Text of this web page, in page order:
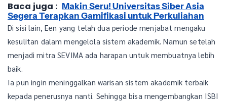
Baca juga : Makin Seru! Universitas Siber Asia
Segera Terapkan Gamifikasi untuk Perkuliahan
Di sisi lain, Een yang telah dua periode menjabat mengaku
kesulitan dalam mengelola sistem akademik. Namun setelah
menjadi mitra SEVIMA ada harapan untuk membuatnya lebih
baik.
Ia pun ingin meninggalkan warisan sistem akademik terbaik
kepada penerusnya nanti. Sehingga bisa mengembangkan ISBI